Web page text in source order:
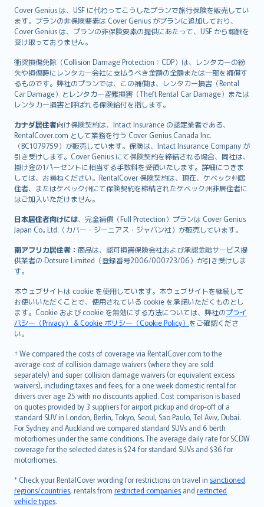
Cover Genius は、USF に代わってこうしたプランで旅行保険を販売してい
ます。プランの非保険要素は Cover Genius がプランに追加しており、
Cover Genius は、プランの非保険要素の提供にあたって、USF から報酬を
受け取っておりません。
衝突損傷免除（Collision Damage Protection：CDP）は、レンタカーの紛
失や損傷時にレンタカー会社に支払うべき金額の全額または一部を補償す
るものです。弊社のプランでは、この補償は、レンタカー損害（Rental
Car Damage）とレンタカー盗難損害（Theft Rental Car Damage）または
レンタカー損害と呼ばれる保険給付を指します。
カナダ居住者向け保険契約は、Intact Insurance の認定業者である、
RentalCover.com として業務を行う Cover Genius Canada Inc.
（BC1079759）が販売しています。保険は、Intact Insurance Company が
引き受けします。Cover Genius にて保険契約を締結される場合、同社は、
掛け金の1パーセントに相当する手数料を受領いたします。詳細につきま
しては、お尋ねください。RentalCover 保険契約は、現在、ケベック州居
住者、またはケベック州にて保険契約を締結されたケベック州非居住者に
はご加入いただけません。
日本居住者向けには、完全補償（Full Protection）プランは Cover Genius
Japan Co., Ltd.（カバー・ジーニアス・ジャパン社）が販売しています。
南アフリカ居住者： 商品は、認可損害保険会社および承認金融サービス提
供業者の Dotsure Limited（登録番号2006/000723/06）が引き受けしま
す。
本ウェブサイトは cookie を使用しています。本ウェブサイトを継続して
お使いいただくことで、使用されている cookie を承諾いただくものとし
ます。Cookie および cookie を無効にする方法については、弊社のプライ
バシー（Privacy） & Cookie ポリシー（Cookie Policy） をご確認くださ
い。
† We compared the costs of coverage via RentalCover.com to the
average cost of collision damage waivers (where they are sold
separately) and super collision damage waivers (or equivalent excess
waivers), including taxes and fees, for a one week domestic rental for
drivers over age 25 with no discounts applied. Cost comparison is based
on quotes provided by 3 suppliers for airport pickup and drop-off of a
standard SUV in London, Berlin, Tokyo, Seoul, Sao Paulo, Tel Aviv, Dubai.
For Sydney and Auckland we compared standard SUVs and 6 berth
motorhomes under the same conditions. The average daily rate for SCDW
coverage for the selected dates is $24 for standard SUVs and $36 for
motorhomes.
* Check your RentalCover wording for restrictions on travel in sanctioned
regions/countries, rentals from restricted companies and restricted
vehicle types.